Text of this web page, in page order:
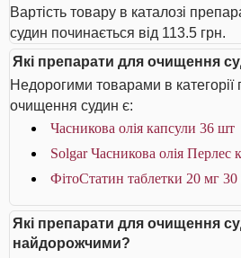
Вартість товару в каталозі
судин починається від 113.5 грн.
Які препарати для очищення
Недорогими товарами в
очищення судин є:
Часникова олія капсули 36 шт
Solgar Часникова олія Перлес
ФітоСтатин таблетки 20 мг
Які препарати для очищення
найдорожчими?